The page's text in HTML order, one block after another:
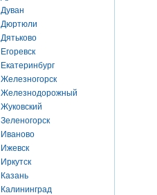
Дуван
Дюртюли
Дятьково
Егоревск
Екатеринбург
Железногорск
Железнодорожный
Жуковский
Зеленогорск
Иваново
Ижевск
Иркутск
Казань
Калининград